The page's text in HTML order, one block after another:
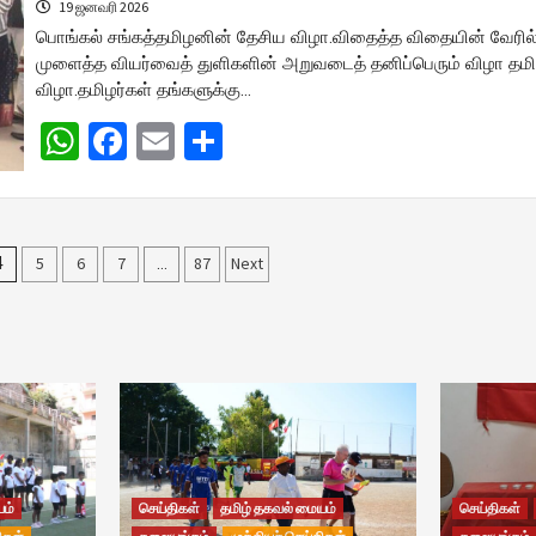
19 ஜனவரி 2026
பொங்கல் சங்கத்தமிழனின் தேசிய விழா.விதைத்த விதையின்
முளைத்த வியர்வைத் துளிகளின் அறுவடைத் தனிப்பெரும் விழா
விழா.தமிழர்கள் தங்களுக்கு…
WhatsApp
Facebook
Email
5 6 7 87 Next
செய்திகள்
தமிழ் தகவல் மையம்
செய்திகள்